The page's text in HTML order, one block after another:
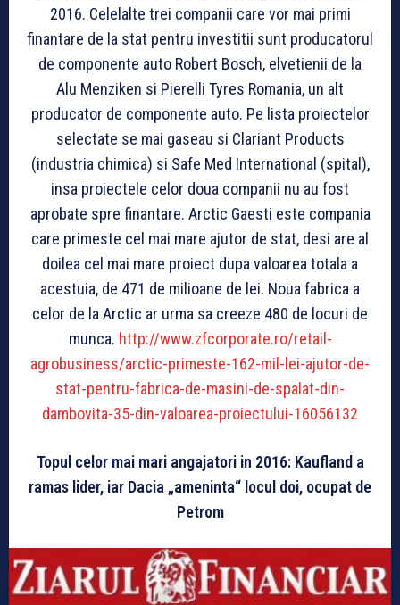
2016. Celelalte trei companii care vor mai primi
finantare de la stat pentru investitii sunt producatorul
de componente auto Robert Bosch, elvetienii de la
Alu Menziken si Pierelli Tyres Romania, un alt
producator de componente auto. Pe lista proiectelor
selectate se mai gaseau si Clariant Products
(industria chimica) si Safe Med International (spital),
insa proiectele celor doua companii nu au fost
aprobate spre finantare. Arctic Gaesti este compania
care primeste cel mai mare ajutor de stat, desi are al
doilea cel mai mare proiect dupa valoarea totala a
acestuia, de 471 de milioane de lei. Noua fabrica a
celor de la Arctic ar urma sa creeze 480 de locuri de
munca. http://www.zfcorporate.ro/retail-
agrobusiness/arctic-primeste-162-mil-lei-ajutor-de-
stat-pentru-fabrica-de-masini-de-spalat-din-
dambovita-35-din-valoarea-proiectului-16056132
Topul celor mai mari angajatori in 2016: Kaufland a
ramas lider, iar Dacia „ameninta“ locul doi, ocupat de
Petrom